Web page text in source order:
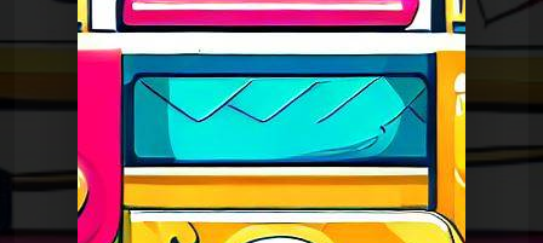
Spéciales Nouvel An 2015
Spéciales Emission de Noël 2015
Spéciales Le Graal de Noël 2023